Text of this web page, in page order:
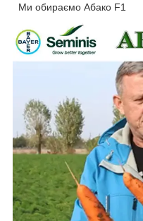
Ми обираємо Абако F1